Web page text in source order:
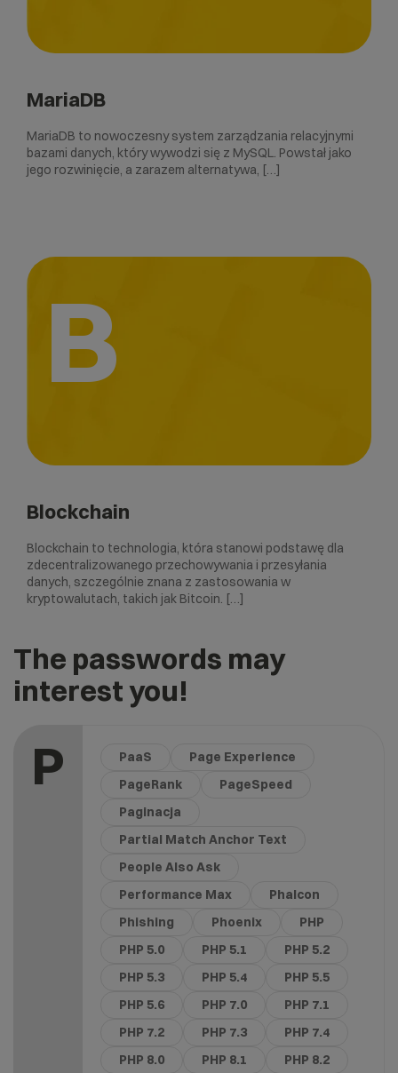
MariaDB
MariaDB to nowoczesny system zarządzania relacyjnymi
bazami danych, który wywodzi się z MySQL. Powstał jako
jego rozwinięcie, a zarazem alternatywa, […]
B
Blockchain
Blockchain to technologia, która stanowi podstawę dla
zdecentralizowanego przechowywania i przesyłania
danych, szczególnie znana z zastosowania w
kryptowalutach, takich jak Bitcoin. […]
The passwords may
interest you!
P PaaS
Page Experience
PageRank
PageSpeed
Paginacja
Partial Match Anchor Text
People Also Ask
Performance Max
Phalcon
Phishing
Phoenix
PHP
PHP 5.0
PHP 5.1
PHP 5.2
PHP 5.3
PHP 5.4
PHP 5.5
PHP 5.6
PHP 7.0
PHP 7.1
PHP 7.2
PHP 7.3
PHP 7.4
PHP 8.0
PHP 8.1
PHP 8.2